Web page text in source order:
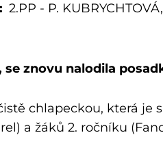
2.PP - P.
znovu nalodila
chlapeckou, která je
a žáků 2. ročníku